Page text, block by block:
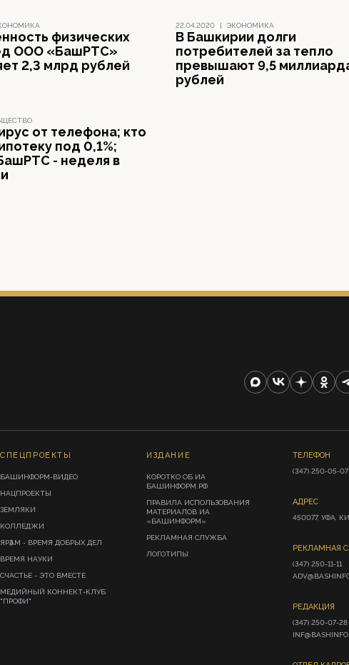
физических
ООО «БашРТС»
2,3 млрд рублей
22.04.2020 | ЭКОНОМИКА
В Башкирии долги
потребителей за тепло
превышают 9,5
рублей
от телефона; кто
под 0,1%;
- неделя в
СПЕЦПРОЕКТЫ
БАШИНФОРМ-ВИДЕО
НАЦПРОЕКТЫ
ЗЕМЛЯКИ
КОЛЛЕДЖИ
ЯРҘАМ - ВРЕМЯ ДОБРЫХ ДЕЛ
ВРЕМЯ НАУКИ
СЧАСТЬЕ - ЭТО ВМЕСТЕ
МЕДИЙНЫЙ КОННЕКТ-КЛУБ
"ПРОФИ"
ИЗДАНИЕ
КОРОТКО ОБ ИА
БАШИНФОРМ.РФ
ПРАВИЛА ИСПОЛЬЗОВАНИЯ
МАТЕРИАЛОВ ИА
«БАШИНФОРМ»
РЕКЛАМНАЯ СЛУЖБА
ЛОГОТИПЫ
ТЕЛЕФОН
(347) 250-05-07
АДРЕС
450077, УФА,
РЕКЛАМНАЯ
(347) 250-11-11
РЕДАКЦИЯ
(347) 250-07-28